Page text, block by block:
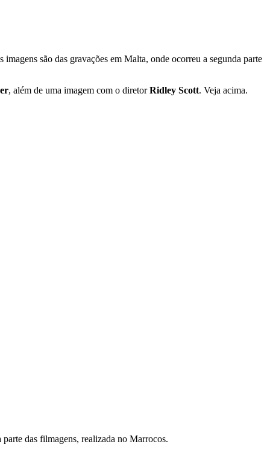
são das gravações em Malta, onde ocorreu a segunda parte
, além de uma imagem com o diretorRidley Scott. Veja acima.
das filmagens, realizada no Marrocos.